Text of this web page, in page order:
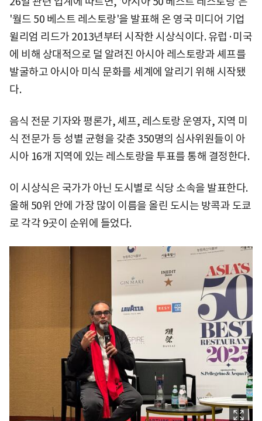
'월드 50 베스트 레스토랑'을 발표해 온 영국 미디어 기업
윌리엄 리드가 2013년부터 시작한 시상식이다. 유럽·미국
에 비해 상대적으로 덜 알려진 아시아 레스토랑과 셰프를
발굴하고 아시아 미식 문화를 세계에 알리기 위해 시작됐
다.
음식 전문 기자와 평론가, 셰프, 레스토랑 운영자, 지역 미
식 전문가 등 성별 균형을 갖춘 350명의 심사위원들이 아
시아 16개 지역에 있는 레스토랑을 투표를 통해 결정한다.
이 시상식은 국가가 아닌 도시별로 식당 소속을 발표한다.
올해 50위 안에 가장 많이 이름을 올린 도시는 방콕과 도쿄
로 각각 9곳이 순위에 들었다.